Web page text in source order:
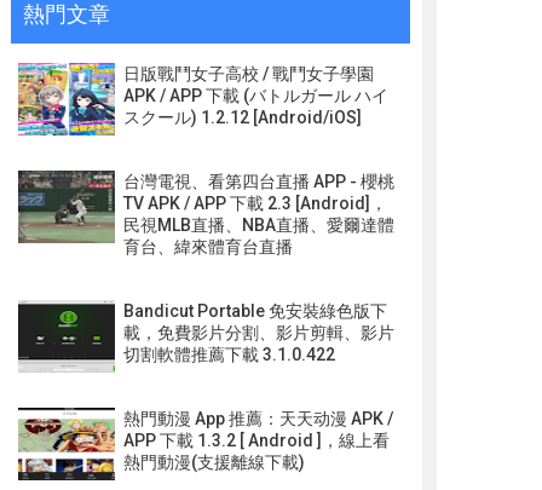
熱門文章
日版戰鬥女子高校 / 戰鬥女子學園
APK / APP 下載 (バトルガール ハイ
スクール) 1.2.12 [Android/iOS]
台灣電視、看第四台直播 APP - 櫻桃
TV APK / APP 下載 2.3 [Android]，
民視MLB直播、NBA直播、愛爾達體
育台、緯來體育台直播
Bandicut Portable 免安裝綠色版下
載，免費影片分割、影片剪輯、影片
切割軟體推薦下載 3.1.0.422
熱門動漫 App 推薦：天天动漫 APK /
APP 下載 1.3.2 [ Android ]，線上看
熱門動漫(支援離線下載)